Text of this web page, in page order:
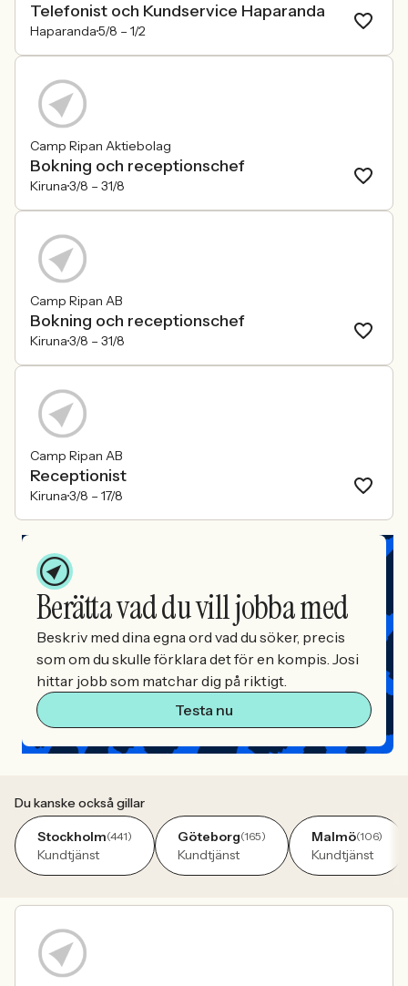
Telefonist och Kundservice Haparanda
Haparanda5/8 – 1/2
Camp Ripan Aktiebolag
Bokning och receptionschef
Kiruna3/8 – 31/8
Camp Ripan AB
Bokning och receptionschef
Kiruna3/8 – 31/8
Camp Ripan AB
Receptionist
Kiruna3/8 – 17/8
Berätta vad du vill jobba med
Beskriv med dina egna ord vad du söker, precis
som om du skulle förklara det för en kompis. Josi
hittar jobb som matchar dig på riktigt.
Testa nu
Du kanske också gillar
Stockholm(441)
Kundtjänst
Göteborg(165)
Kundtjänst
Malmö(106)
Kundtjänst